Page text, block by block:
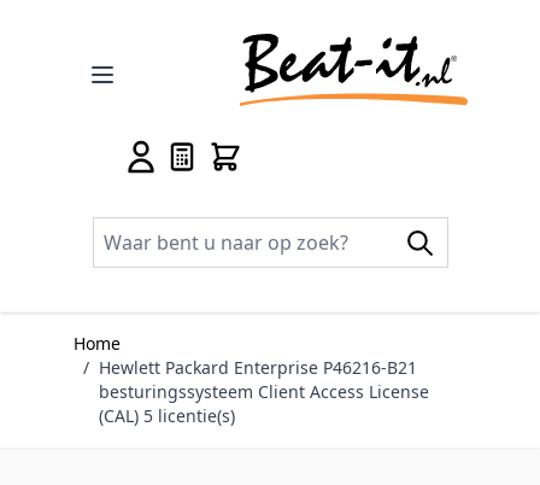
Home
/ Hewlett Packard Enterprise P46216-B21
besturingssysteem Client Access License
(CAL) 5 licentie(s)